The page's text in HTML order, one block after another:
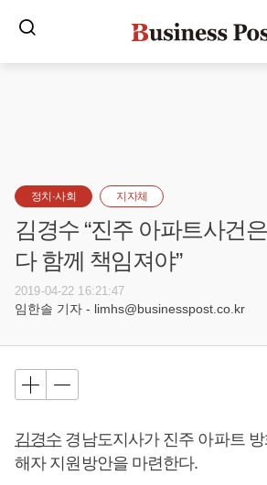
정치·사회 지자체
김경수 “진주 아파트사건
다 함께 책임져야”
2019-04-22 16:21:47
임한솔 기자 - limhs@businesspost.co.kr
김경수 경남도지사가 진주 아파트
해자 지원방안을 마련한다.